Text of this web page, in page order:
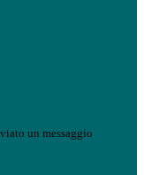
un messaggio